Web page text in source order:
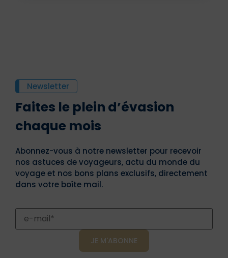
Newsletter
Faites le plein d’évasion
chaque mois
Abonnez-vous à notre newsletter pour recevoir
nos astuces de voyageurs, actu du monde du
voyage et nos bons plans exclusifs, directement
dans votre boîte mail.